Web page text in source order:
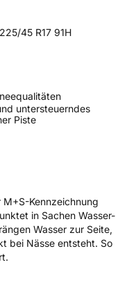
45 R17 91H
untersteuerndes
Piste
Kennzeichnung
in Sachen Wasser-
Wasser zur Seite,
bei Nässe entsteht. So